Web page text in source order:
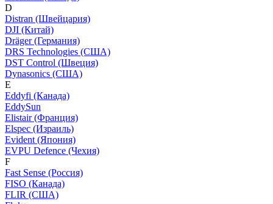
D
Distran (Швейцария)
DJI (Китай)
Dräger (Германия)
DRS Technologies (США)
DST Control (Швеция)
Dynasonics (США)
E
Eddyfi (Канада)
EddySun
Elistair (Франция)
Elspec (Израиль)
Evident (Япония)
EVPU Defence (Чехия)
F
Fast Sense (Россия)
FISO (Канада)
FLIR (США)